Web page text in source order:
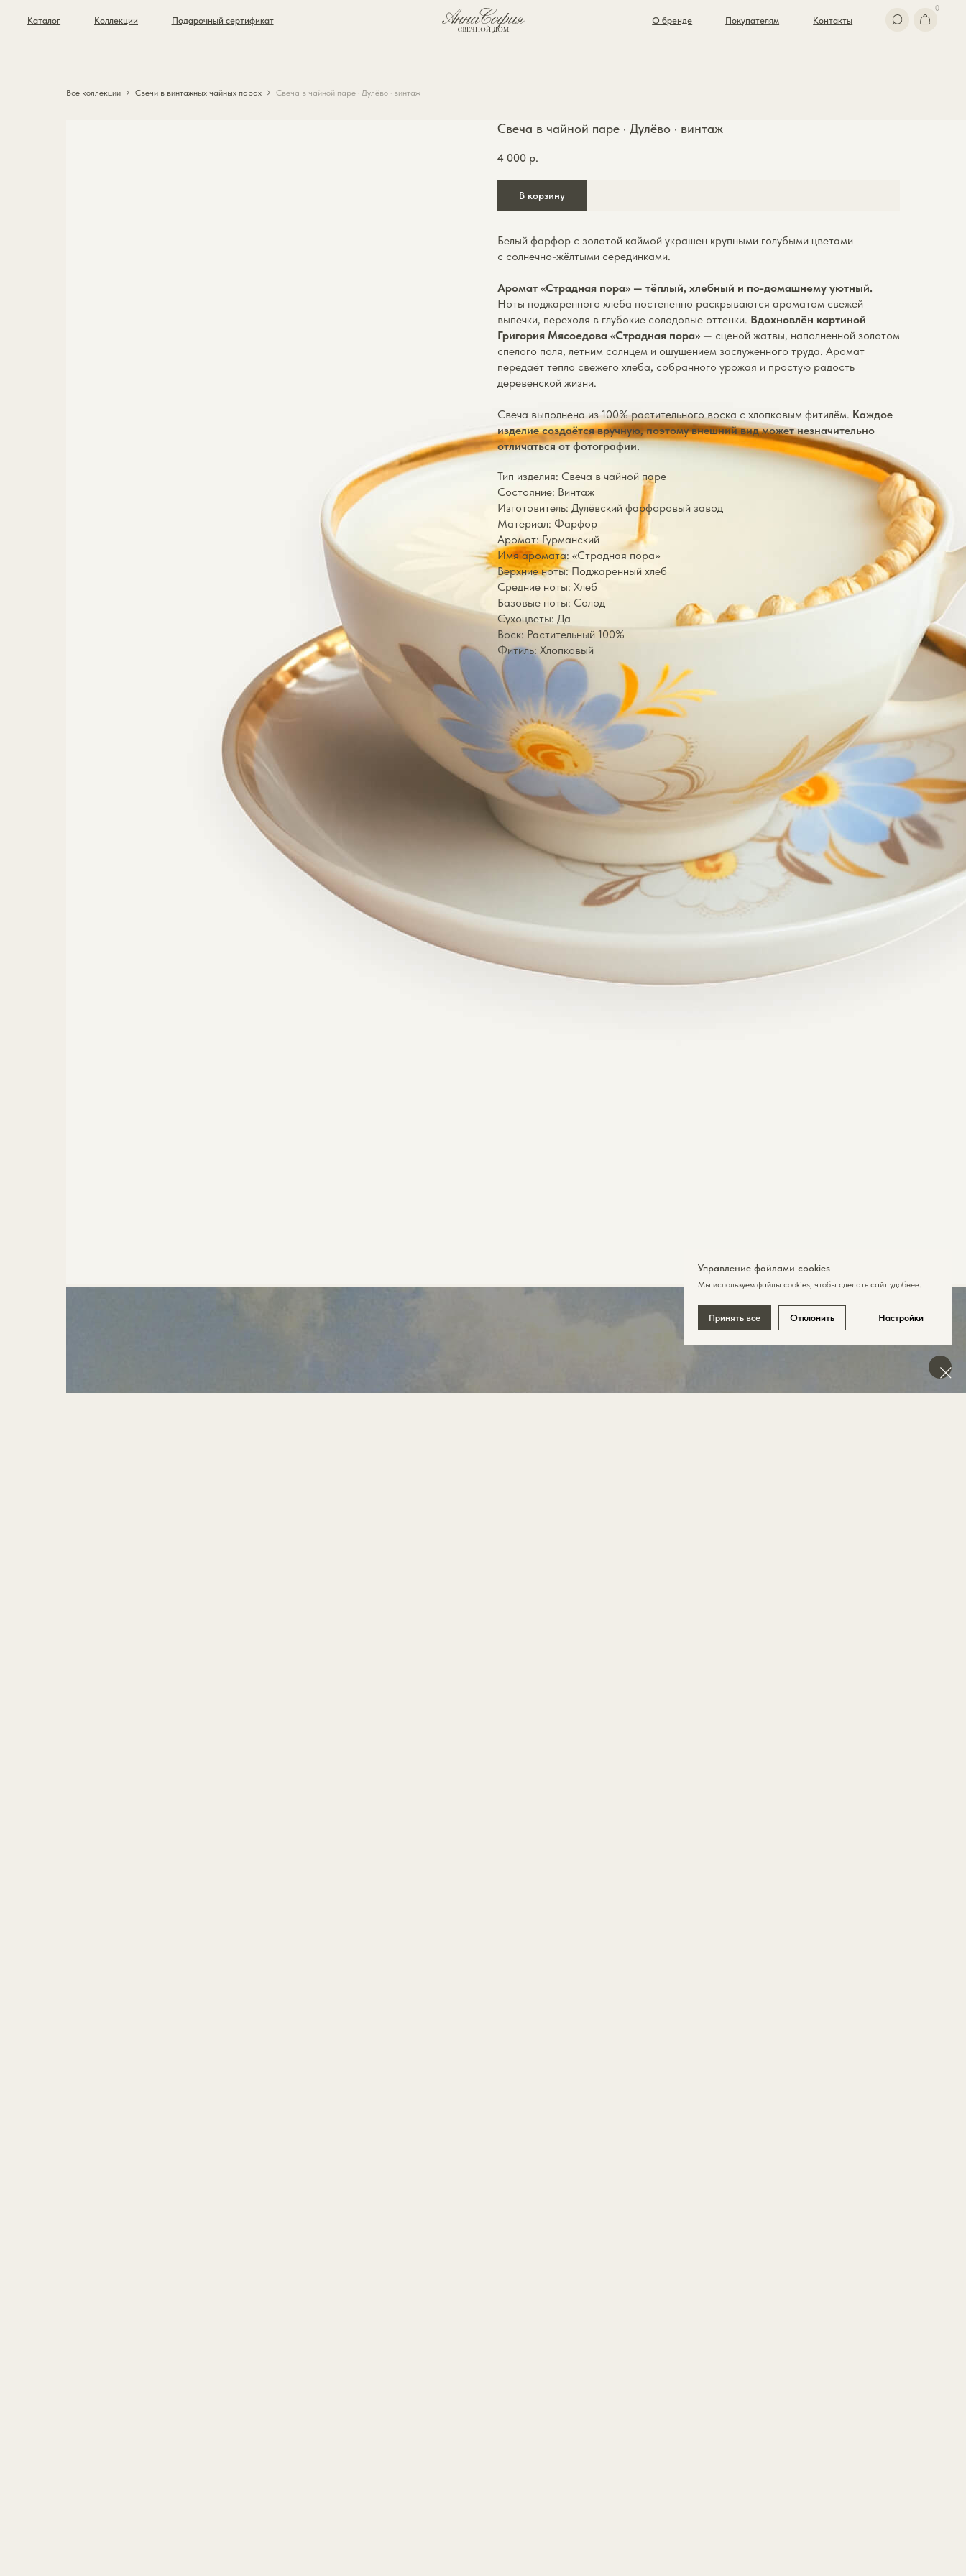
Контакты
Покупателям
Подарочный сертификат
Коллекции
Каталог
Все коллекции Свечи в винтажных чайных парах Свеча в чайной паре · Дулёво · винтаж
Свеча в чайной паре · Дулёво · винтаж
4 000 р.
В корзину
Белый фарфор с золотой каймой украшен крупными голубыми цветами
с солнечно-жёлтыми серединками.
Аромат «Страдная пора» — тёплый, хлебный и по-домашнему уютный.
Ноты поджаренного хлеба постепенно раскрываются ароматом свежей
выпечки, переходя в глубокие солодовые оттенки. Вдохновлён картиной
Григория Мясоедова «Страдная пора» — сценой жатвы, наполненной золотом
спелого поля, летним солнцем и ощущением заслуженного труда. Аромат
передаёт тепло свежего хлеба, собранного урожая и простую радость
деревенской жизни.
Свеча выполнена из 100% растительного воска с хлопковым фитилём. Каждое
изделие создаётся вручную, поэтому внешний вид может незначительно
отличаться от фотографии.
Тип изделия: Свеча в чайной паре
Состояние: Винтаж
Изготовитель: Дулёвский фарфоровый завод
Материал: Фарфор
Аромат: Гурманский
Имя аромата: «Страдная пора»
Верхние ноты: Поджаренный хлеб
Средние ноты: Хлеб
Базовые ноты: Солод
Сухоцветы: Да
Воск: Растительный 100%
Фитиль: Хлопковый
Управление файлами cookies
Мы используем файлы cookies , чтобы сделать сайт удобнее.
Принять все Отклонить Настройки